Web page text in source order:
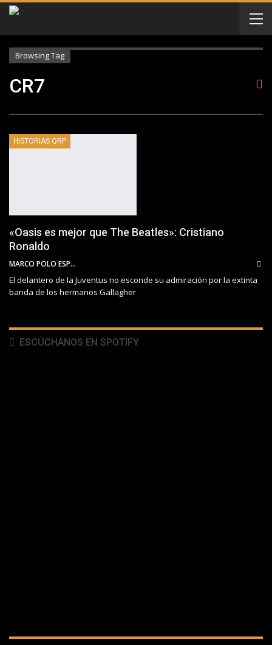
Browsing Tag
CR7
HISTORIAS QRP
«Oasis es mejor que The Beatles»: Cristiano
Ronaldo
MARCO POLO ESPINOSA
El delantero de la Juventus no esconde su admiración por la extinta
banda de los hermanos Gallagher
ESCÚCHANOS EN SPOTIFY